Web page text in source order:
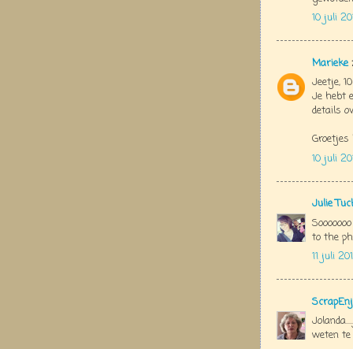
10 juli
Marieke
Jeetje,
Je hebt
details
10 juli
Julie
to the
11 juli
weten te